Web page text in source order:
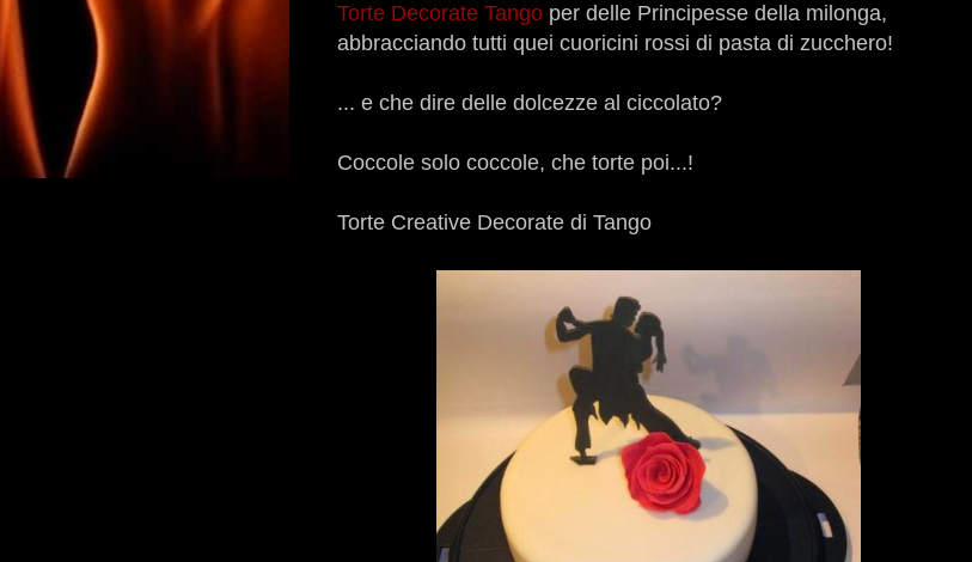
Torte Decorate Tango per delle Principesse della milonga,
abbracciando tutti quei cuoricini rossi di pasta di zucchero!
... e che dire delle dolcezze al ciccolato?
Coccole solo coccole, che torte poi...!
Torte Creative Decorate di Tango